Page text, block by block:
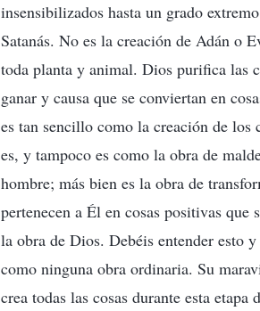
insensibilizados hasta un grado
Satanás. No es la creación de Adán o
toda planta y animal. Dios purifica las
ganar y causa que se conviertan en
es tan sencillo como la creación de
es, y tampoco es como la obra de
hombre; más bien es la obra de
pertenecen a Él en cosas positivas que
la obra de Dios. Debéis entender esto
como ninguna obra ordinaria. Su
crea todas las cosas durante esta